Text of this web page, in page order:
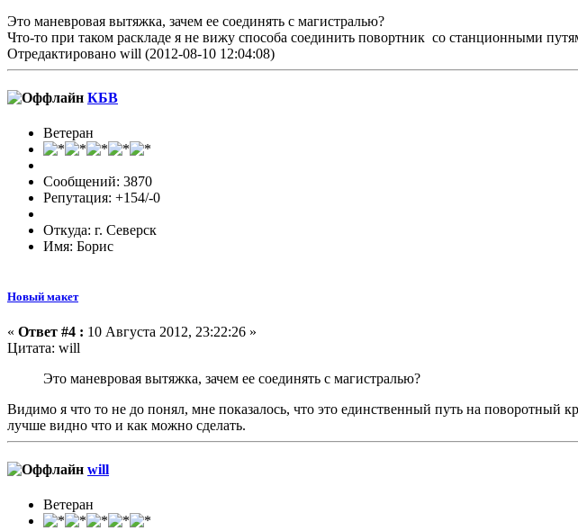
Это маневровая вытяжка, зачем ее соединять с магистралью?
Что-то при таком раскладе я не вижу способа соединить повортник со станционными
Отредактировано will (2012-08-10 12:04:08)
КБВ
Ветеран
Сообщений: 3870
Репутация: +154/-0
Откуда: г. Северск
Имя: Борис
Новый макет
« Ответ #4 : 10 Августа 2012, 23:22:26 »
Цитата: will
Это маневровая вытяжка, зачем ее соединять с магистралью?
Видимо я что то не до понял, мне показалось, что это единственный путь на
лучше видно что и как можно сделать.
will
Ветеран